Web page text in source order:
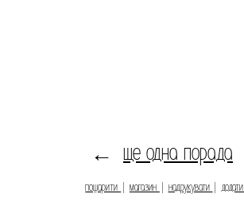
← ще одна порада
пошарити магазин надрукувати додати